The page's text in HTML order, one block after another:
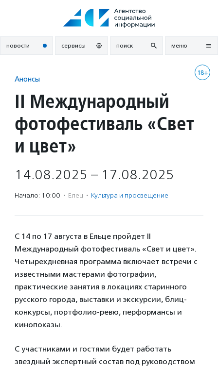
новости сервисы поиск меню
18+
Анонсы
II Международный
фотофестиваль «Свет
и цвет»
14.08.2025 – 17.08.2025
Начало: 10:00 · Елец · Культура и просвещение
С 14 по 17 августа в Ельце пройдет II
Международный фотофестиваль «Свет и цвет».
Четырехдневная программа включает встречи с
известными мастерами фотографии,
практические занятия в локациях старинного
русского города, выставки и экскурсии, блиц-
конкурсы, портфолио-ревю, перформансы и
кинопоказы.
C участниками и гостями будет работать
звездный экспертный состав под руководством